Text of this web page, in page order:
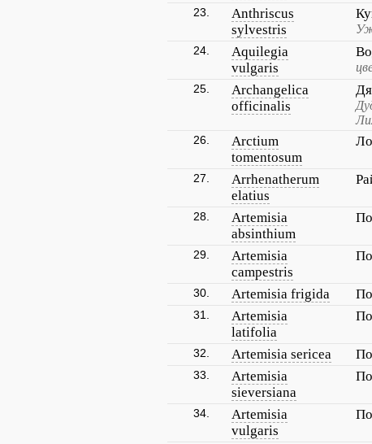
23.
Anthriscus
sylvestris
24.
Aquilegia
vulgaris
25.
Archangelica
officinalis
26.
Arctium
tomentosum
27.
Arrhenatherum
elatius
28.
Artemisia
absinthium
29.
Artemisia
campestris
30. Artemisia frigida
31.
Artemisia
latifolia
32. Artemisia sericea
33.
Artemisia
sieversiana
34.
Artemisia
vulgaris